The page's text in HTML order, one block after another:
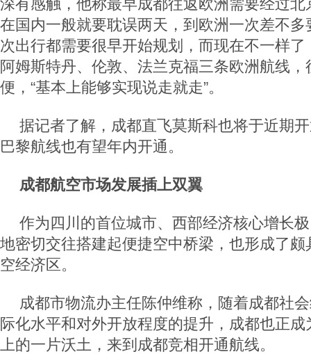
深有感触，他称最早成都往返欧洲需要经过
在国内一般就要耽误两天，到欧洲一次差不
次出行都需要很早开始规划，而现在不一样
阿姆斯特丹、伦敦、法兰克福三条欧洲航线
便，“基本上能够实现说走就走”。
据记者了解，成都直飞莫斯科也将于近期
巴黎航线也有望年内开通。
成都航空市场发展插上双翼
作为四川的首位城市、西部经济核心增长
地密切交往搭建起便捷空中桥梁，也形成了
空经济区。
成都市物流办主任陈仲维称，随着成都社
际化水平和对外开放程度的提升，成都也正
上的一片沃土，来到成都竞相开通航线。